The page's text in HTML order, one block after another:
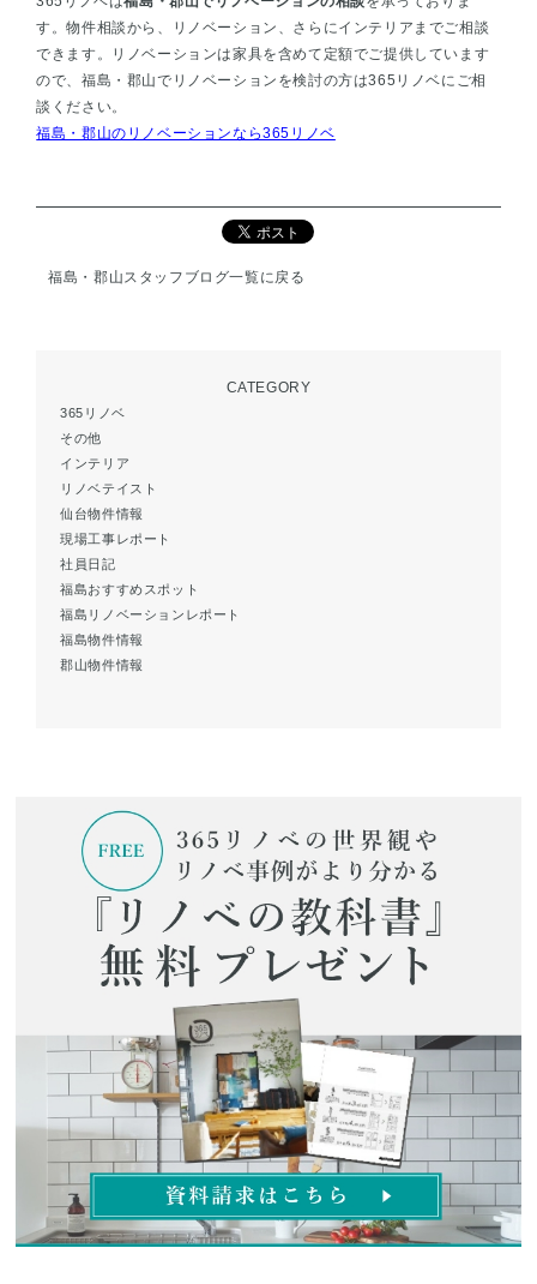
す。物件相談から、リノベーション、さらにインテリアまでご相談
できます。リノベーションは家具を含めて定額でご提供しています
ので、福島・郡山でリノベーションを検討の方は365リノベにご相
談ください。
福島・郡山のリノベーションなら365リノベ
福島・郡山スタッフブログ一覧に戻る
CATEGORY
365リノベ
その他
インテリア
リノベテイスト
仙台物件情報
現場工事レポート
社員日記
福島おすすめスポット
福島リノベーションレポート
福島物件情報
郡山物件情報